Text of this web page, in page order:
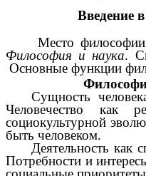
Введение
Место
Философия и наука.
Основные функции
Сущность
Человечество как
социокультурной
быть человеком.
Деятельность как
Потребности и